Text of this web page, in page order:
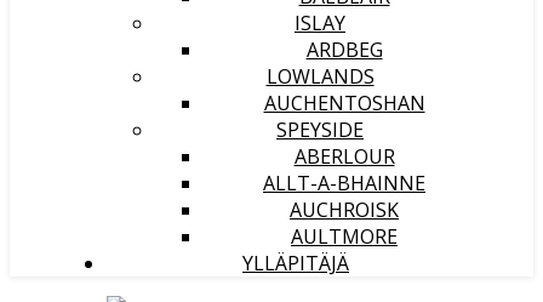
ISLAY
ARDBEG
LOWLANDS
AUCHENTOSHAN
SPEYSIDE
ABERLOUR
ALLT-A-BHAINNE
AUCHROISK
AULTMORE
YLLÄPITÄJÄ